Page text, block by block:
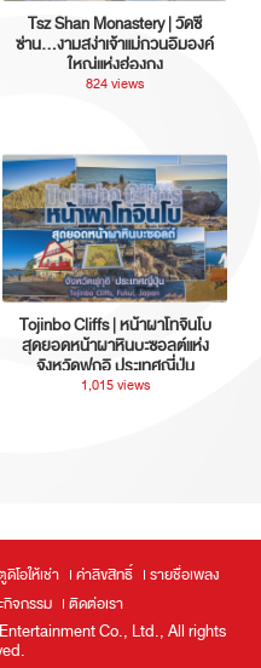
Tsz Shan Monastery | วัดซี
ซ่าน…งามสง่าเจ้าแม่กวนอิมองค์
ใหญ่แห่งฮ่องกง
824 views
Tojinbo Cliffs | หน้าผาโทจินโบ
สุดยอดหน้าผาหินบะซอลต์แห่ง
จังหวัดฟุกุอิ ประเทศญี่ปุ่น
1,015 views
โอให้เช่า ค่าลิขสิทธิ์
รายชื่อเพลง
กิจกรรม ติดต่อเรา
Co., Ltd., All rights